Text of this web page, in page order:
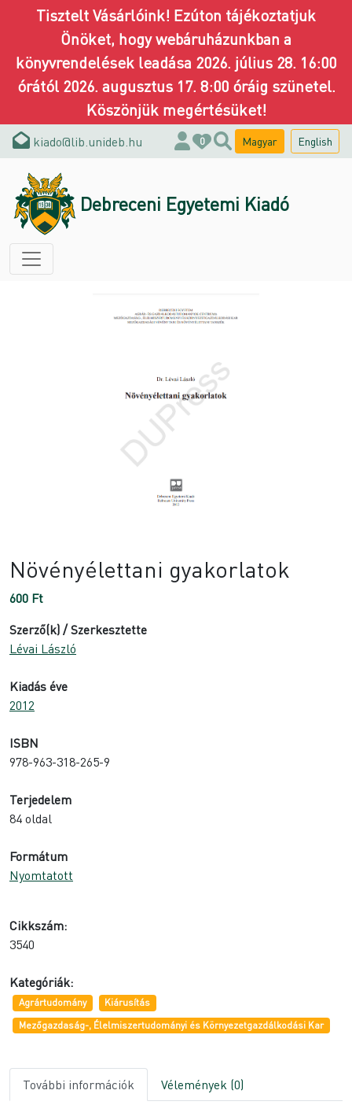
Tisztelt Vásárlóink! Ezúton tájékoztatjuk
Önöket, hogy webáruházunkban a
könyvrendelések leadása 2026. július 28. 16:00
órától 2026. augusztus 17. 8:00 óráig szünetel.
Köszönjük megértésüket!
kiado@lib.unideb.hu 0 Magyar English
Debreceni Egyetemi Kiadó
Növényélettani gyakorlatok
600 Ft
Szerző(k) / Szerkesztette
Lévai László
Kiadás éve
2012
ISBN
978-963-318-265-9
Terjedelem
84 oldal
Formátum
Nyomtatott
Cikkszám:
3540
Kategóriák:
Agrártudomány
Kiárusítás
Mezőgazdaság-, Élelmiszertudományi és Környezetgazdálkodási Kar
További információk Vélemények (0)